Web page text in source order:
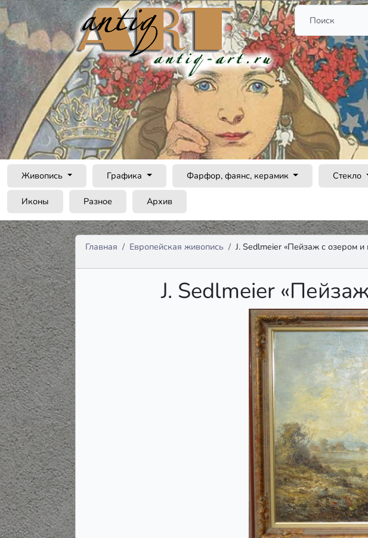
Живопись Графика Фарфор, фаянс, керамик Стекло
Иконы Разное Архив
Главная Европейская живопись J. Sedlmeier «Пейзаж с озером
J. Sedlmeier